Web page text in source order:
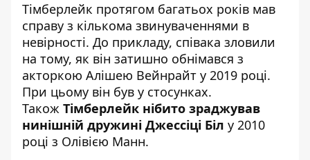
Тімберлейк протягом багатьох років мав
справу з кількома звинуваченнями в
невірності. До прикладу, співака зловили
на тому, як він затишно обнімався з
акторкою Алішею Вейнрайт у 2019 році.
При цьому він був у стосунках.
Також Тімберлейк нібито зраджував
нинішній дружині Джессіці Біл у 2010
році з Олівією Манн.